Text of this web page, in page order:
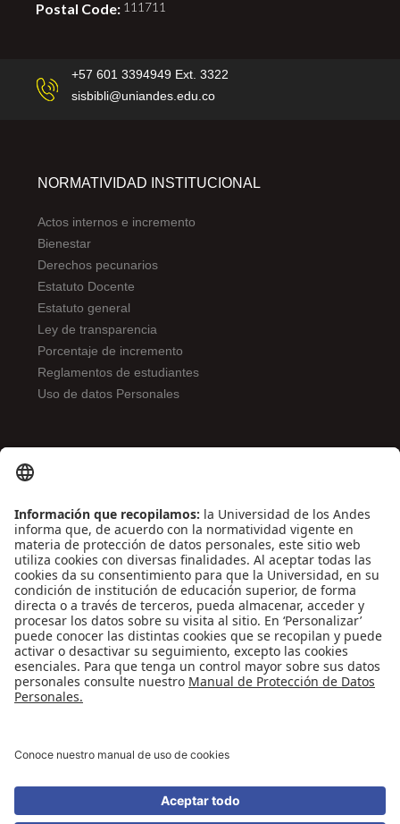
Postal Code: 111711
+57 601 3394949 Ext. 3322
sisbibli@uniandes.edu.co
NORMATIVIDAD INSTITUCIONAL
Actos internos e incremento
Bienestar
Derechos pecunarios
Estatuto Docente
Estatuto general
Ley de transparencia
Porcentaje de incremento
Reglamentos de estudiantes
Uso de datos Personales
Contáctenos
Biblioguías
Preguntas frecuentes
Capacitación
Directrices
Entretenimiento
Compra de libros y material audiovisual